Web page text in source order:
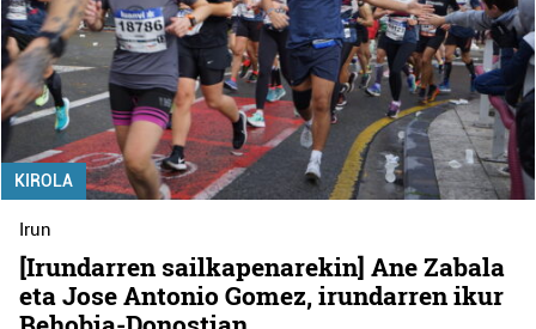
KIROLA
Irun
[Irundarren sailkapenarekin] Ane Zabala
eta Jose Antonio Gomez, irundarren ikur